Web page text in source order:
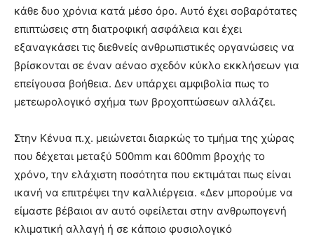
κάθε δυο χρόνια κατά μέσο όρο. Αυτό έχει σοβαρότατες
επιπτώσεις στη διατροφική ασφάλεια και έχει
εξαναγκάσει τις διεθνείς ανθρωπιστικές οργανώσεις να
βρίσκονται σε έναν αέναο σχεδόν κύκλο εκκλήσεων για
επείγουσα βοήθεια. Δεν υπάρχει αμφιβολία πως το
μετεωρολογικό σχήμα των βροχοπτώσεων αλλάζει.
Στην Κένυα π.χ. μειώνεται διαρκώς το τμήμα της χώρας
που δέχεται μεταξύ 500mm και 600mm βροχής το
χρόνο, την ελάχιστη ποσότητα που εκτιμάται πως είναι
ικανή να επιτρέψει την καλλιέργεια. «Δεν μπορούμε να
είμαστε βέβαιοι αν αυτό οφείλεται στην ανθρωπογενή
κλιματική αλλαγή ή σε κάποιο φυσιολογικό